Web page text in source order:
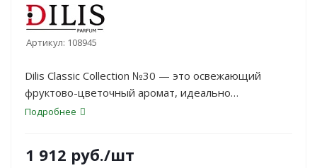
Артикул: 108945
Dilis Classic Collection №30 — это освежающий
фруктово-цветочный аромат, идеально
подходящий для энергичных и романтичных
композиции раскрываются арбуз, жасмин и
Подробнее
1 912 руб./шт